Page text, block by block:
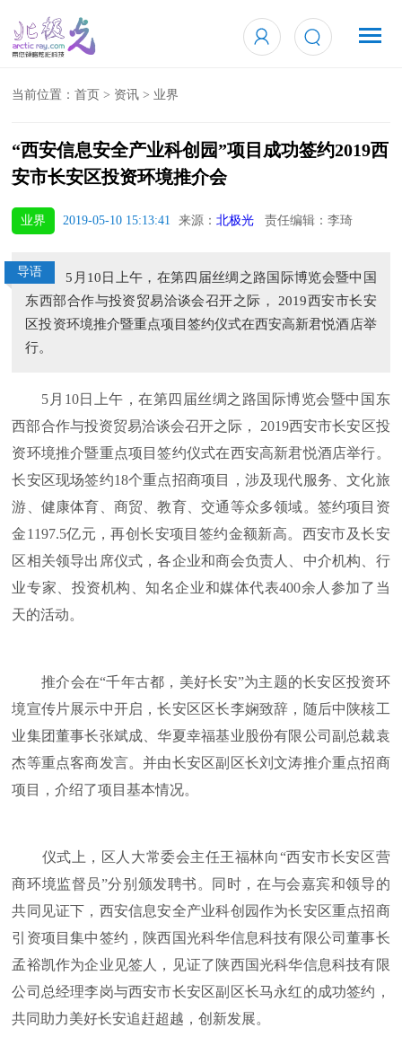
当前位置：首页 > 资讯 > 业界
“西安信息安全产业科创园”项目成功签约2019西
安市长安区投资环境推介会
业界 2019-05-10 15:13:41 来源：北极光 责任编辑：李琦
导语
5月10日上午，在第四届丝绸之路国际博览会暨中国
东西部合作与投资贸易洽谈会召开之际， 2019西安市长安
区投资环境推介暨重点项目签约仪式在西安高新君悦酒店举
行。
5月10日上午，在第四届丝绸之路国际博览会暨中国东
西部合作与投资贸易洽谈会召开之际， 2019西安市长安区投
资环境推介暨重点项目签约仪式在西安高新君悦酒店举行。
长安区现场签约18个重点招商项目，涉及现代服务、文化旅
游、健康体育、商贸、教育、交通等众多领域。签约项目资
金1197.5亿元，再创长安项目签约金额新高。西安市及长安
区相关领导出席仪式，各企业和商会负责人、中介机构、行
业专家、投资机构、知名企业和媒体代表400余人参加了当
天的活动。
推介会在“千年古都，美好长安”为主题的长安区投资环
境宣传片展示中开启，长安区区长李娴致辞，随后中陕核工
业集团董事长张斌成、华夏幸福基业股份有限公司副总裁袁
杰等重点客商发言。并由长安区副区长刘文涛推介重点招商
项目，介绍了项目基本情况。
仪式上，区人大常委会主任王福林向“西安市长安区营
商环境监督员”分别颁发聘书。同时，在与会嘉宾和领导的
共同见证下，西安信息安全产业科创园作为长安区重点招商
引资项目集中签约，陕西国光科华信息科技有限公司董事长
孟裕凯作为企业见签人，见证了陕西国光科华信息科技有限
公司总经理李岗与西安市长安区副区长马永红的成功签约，
共同助力美好长安追赶超越，创新发展。